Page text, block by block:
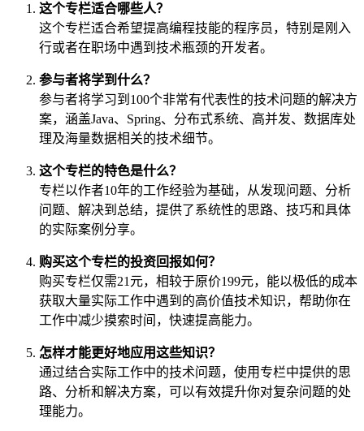
这个专栏适合哪些人？
这个专栏适合希望提高编程技能的程序员，特别是刚入
行或者在职场中遇到技术瓶颈的开发者。
参与者将学到什么？
参与者将学习到100个非常有代表性的技术问题的解决方
案，涵盖Java、Spring、分布式系统、高并发、数据库处
理及海量数据相关的技术细节。
这个专栏的特色是什么？
专栏以作者10年的工作经验为基础，从发现问题、分析
问题、解决到总结，提供了系统性的思路、技巧和具体
的实际案例分享。
购买这个专栏的投资回报如何？
购买专栏仅需21元，相较于原价199元，能以极低的成本
获取大量实际工作中遇到的高价值技术知识，帮助你在
工作中减少摸索时间，快速提高能力。
怎样才能更好地应用这些知识？
通过结合实际工作中的技术问题，使用专栏中提供的思
路、分析和解决方案，可以有效提升你对复杂问题的处
理能力。